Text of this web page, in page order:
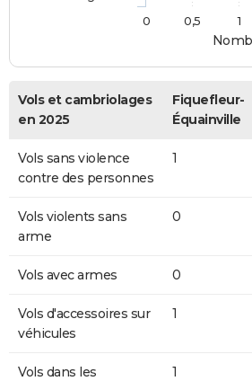
0
0,5 1
Vols et cambriolages
en 2025
Fiquefleur-
Équainville
Vols sans violence
contre des personnes
1
Vols violents sans
arme
0
Vols avec armes 0
Vols d'accessoires sur
véhicules
1
Vols dans les
1